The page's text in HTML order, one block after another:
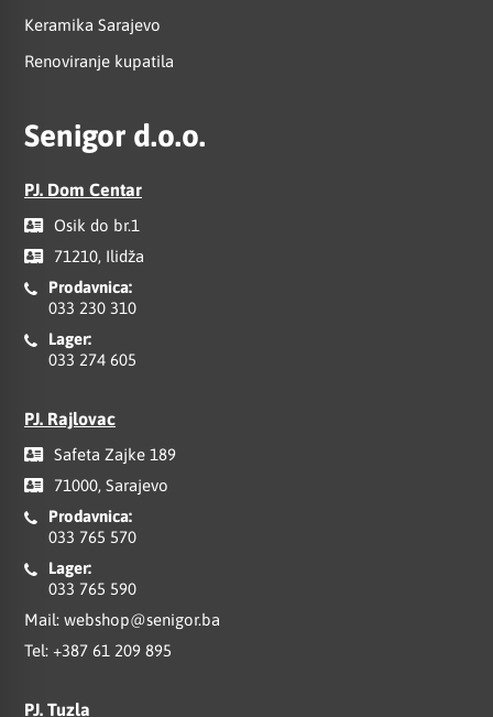
Keramika Sarajevo
Renoviranje kupatila
Senigor d.o.o.
PJ. Dom Centar
Osik do br.1
71210, Ilidža
Prodavnica:
033 230 310
Lager:
033 274 605
PJ. Rajlovac
Safeta Zajke 189
71000, Sarajevo
Prodavnica:
033 765 570
Lager:
033 765 590
Mail: webshop@senigor.ba
Tel: +387 61 209 895
PJ. Tuzla